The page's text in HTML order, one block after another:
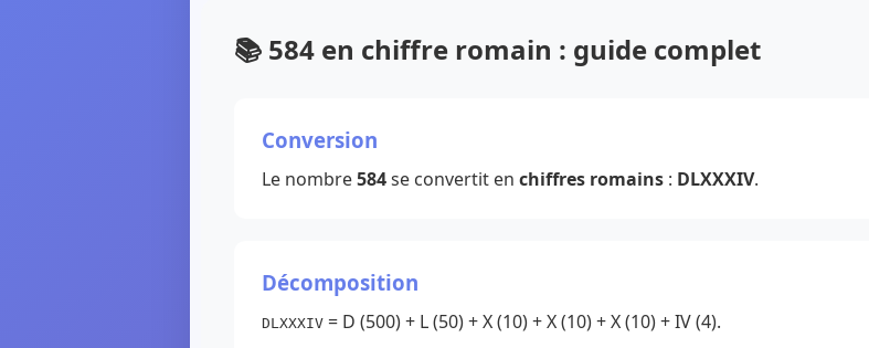
📚 584 en chiffre romain : guide complet
Conversion
Le nombre584se convertit en chiffres romains : DLXXXIV.
Décomposition
DLXXXIV = D (500) + L (50) + X (10) + X (10) + X (10) + IV (4).